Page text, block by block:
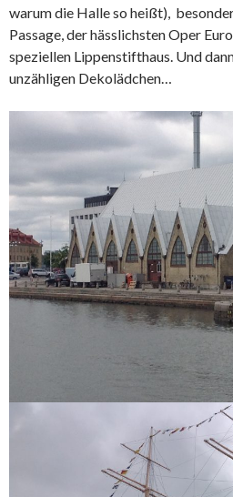
warum die Halle so heißt),
Passage, der hässlichsten Oper
speziellen Lippenstifthaus. Und
unzähligen Dekolädchen…